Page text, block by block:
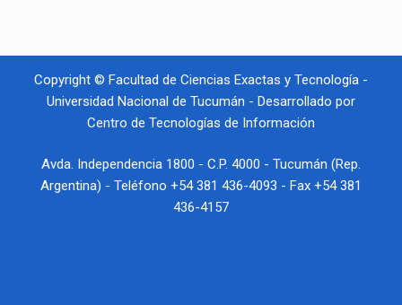
Copyright © Facultad de Ciencias Exactas y Tecnología -
Universidad Nacional de Tucumán - Desarrollado por
Centro de Tecnologías de Información
Avda. Independencia 1800 - C.P. 4000 - Tucumán (Rep.
Argentina) - Teléfono +54 381 436-4093 - Fax +54 381
436-4157